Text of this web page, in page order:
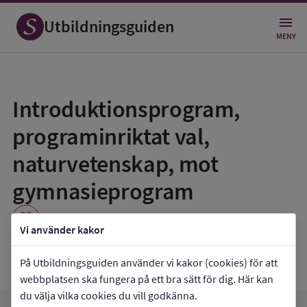
Vi använder kakor
På Utbildningsguiden använder vi kakor (cookies) för att
webbplatsen ska fungera på ett bra sätt för dig. Här kan
du välja vilka cookies du vill godkänna.
Utbildningsguiden MENY
Introduktionsprogram,
programinriktat val,
naturvetenskap, mot
gymnasieprogram
favorite
som
favorit